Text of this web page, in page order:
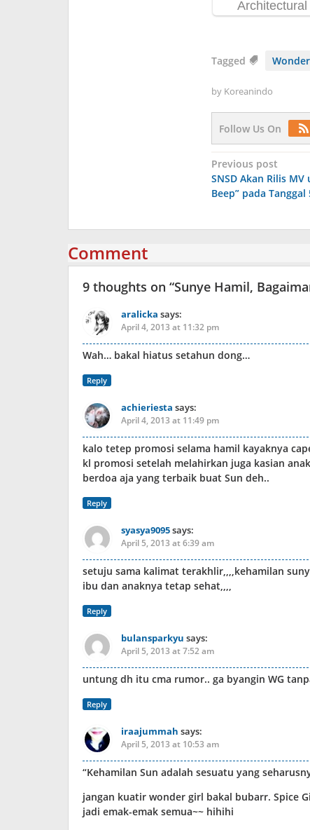
Tagged
by Koreanindo
Follow Us On
Post
navigation
Previous post
SNSD Akan Rilis MV
Beep” pada Tanggal
Comment
9 thoughts on “Sunye Hamil,
aralicka says:
April 4, 2013 at 11:32 pm
Wah… bakal hiatus setahun dong…
Reply
achieriesta says:
April 4, 2013 at 11:49 pm
kalo tetep promosi selama hamil kayaknya
kl promosi setelah melahirkan juga kasian
berdoa aja yang terbaik buat Sun deh..
Reply
syasya9095says:
April 5, 2013 at 6:39 am
setuju sama kalimat terakhlir,,,,kehamilan
ibu dan anaknya tetap sehat,,,,
Reply
bulansparkyu says:
April 5, 2013 at 7:52 am
untung dh itu cma rumor.. ga byangin WG
Reply
iraajummah says:
April 5, 2013 at 10:53 am
“Kehamilan Sun adalah sesuatu yang
jangan kuatir wonder girl bakal bubarr. Spice
jadi emak-emak semua~~ hihihi